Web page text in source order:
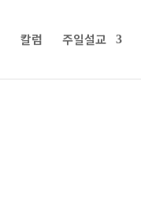
칼럼 주일설교